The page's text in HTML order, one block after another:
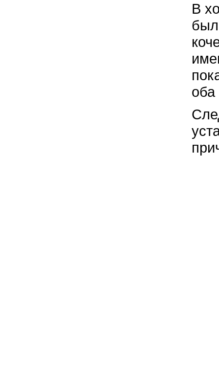
В
оба